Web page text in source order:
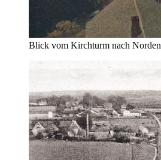
Blick vom Kirchturm nach Norden